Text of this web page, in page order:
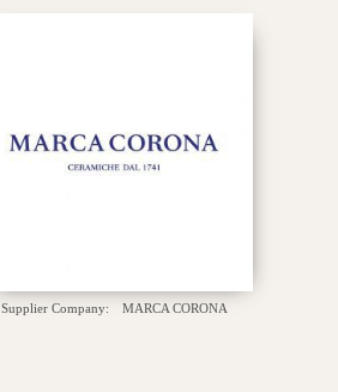
Supplier Company: MARCA CORONA